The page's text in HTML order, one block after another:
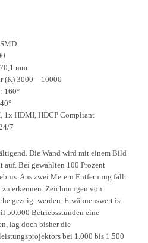
mm
(K) 3000 – 10000
160°
1x HDMI, HDCP Compliant
7
Die Wand wird mit einem Bild
auf. Bei gewählten 100 Prozent
Aus zwei Metern Entfernung fällt
erkennen. Zeichnungen von
gezeigt werden. Erwähnenswert ist
50.000 Betriebsstunden eine
lag doch bisher die
bei 1.000 bis 1.500